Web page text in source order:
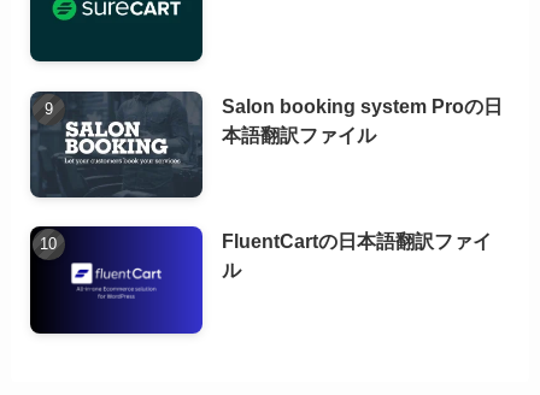
Salon booking system Proの日
本語翻訳ファイル
FluentCartの日本語翻訳ファイ
ル